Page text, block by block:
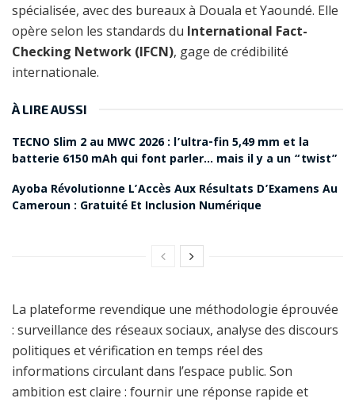
spécialisée, avec des bureaux à Douala et Yaoundé. Elle
opère selon les standards du International Fact-
Checking Network (IFCN), gage de crédibilité
internationale.
À LIRE AUSSI
TECNO Slim 2 au MWC 2026 : l’ultra-fin 5,49 mm et la
batterie 6150 mAh qui font parler… mais il y a un “twist”
Ayoba Révolutionne L’Accès Aux Résultats D’Examens Au
Cameroun : Gratuité Et Inclusion Numérique
La plateforme revendique une méthodologie éprouvée
: surveillance des réseaux sociaux, analyse des discours
politiques et vérification en temps réel des
informations circulant dans l’espace public. Son
ambition est claire : fournir une réponse rapide et